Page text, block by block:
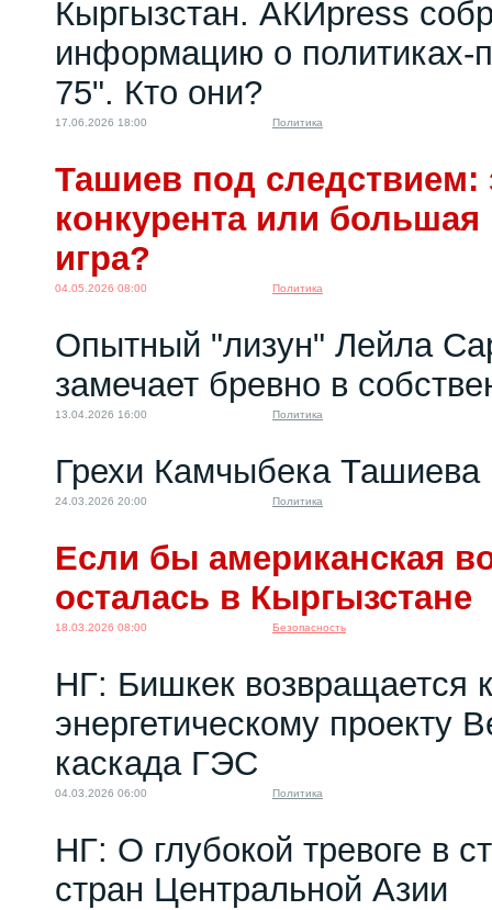
гегемон пытается...
05.10.2022 10:00
Кыргызстан. АКИpress
информацию о политиках-
75". Кто они?
17.06.2026 18:00 Политика
Ташиев под следствием:
конкурента или большая
игра?
04.05.2026 08:00 Политика
Опытный "лизун" Лейла
замечает бревно в
13.04.2026 16:00 Политика
Грехи Камчыбека Ташиева
24.03.2026 20:00 Политика
Если бы американская
осталась в Кыргызстане
18.03.2026 08:00 Безопасность
НГ: Бишкек возвращается
энергетическому проекту
каскада ГЭС
04.03.2026 06:00 Политика
НГ: О глубокой тревоге в
стран Центральной Азии